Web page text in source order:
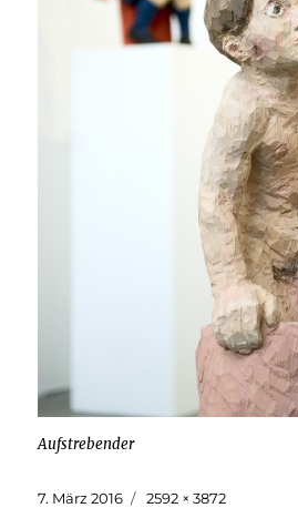
Aufstrebender
Veröffentlicht
7. März 2016 Originalgröße
2592 × 3872